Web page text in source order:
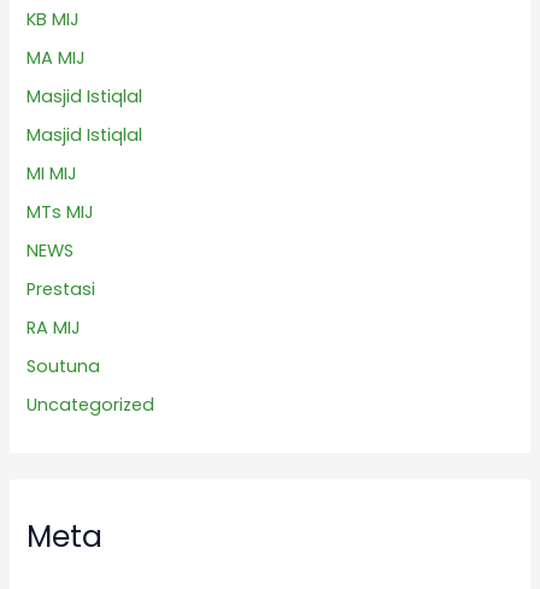
KB MIJ
MA MIJ
Masjid Istiqlal
Masjid Istiqlal
MI MIJ
MTs MIJ
NEWS
Prestasi
RA MIJ
Soutuna
Uncategorized
Meta